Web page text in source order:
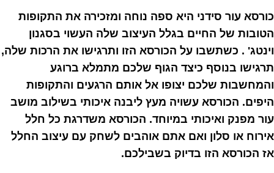
כורסא עור סידני היא ספה נוחה ומזכירה את התקופות
הטובות של החיים בגלל העיצוב שלה העשוי בסגנון
וינטג' . כשתשבו על הכורסא הזו ותרגישו את הרכות שלה,
תרגישו בנוסף כיצד הגוף שלכם מתמלא ברוגע
והמחשבות שלכם יצופו אל אותם הרגעים והתקופות
היפים. הכורסא עשויה מעץ ליבנה איכותי בשילוב מושב
עור מפנק ואיכותי במיוחד. הכורסא משדרגת כל חלל
אירוח או סלון ואם אתם אוהבים לשחק עם עיצוב החלל
אז הכורסא הזו בדיוק בשבילכם.